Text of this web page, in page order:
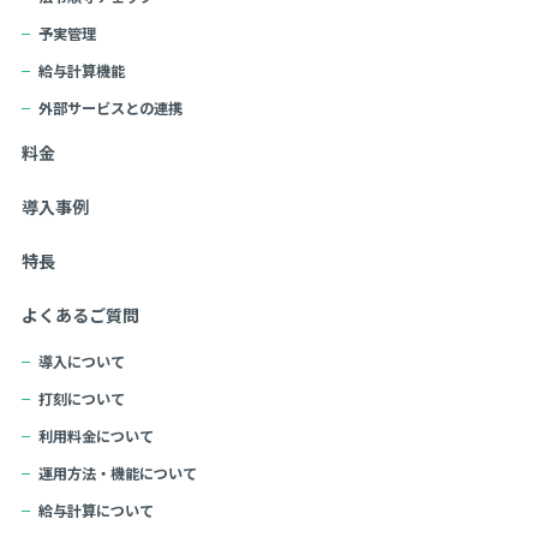
予実管理
給与計算機能
外部サービスとの連携
料金
導入事例
特長
よくあるご質問
導入について
打刻について
利用料金について
運用方法・機能について
給与計算について